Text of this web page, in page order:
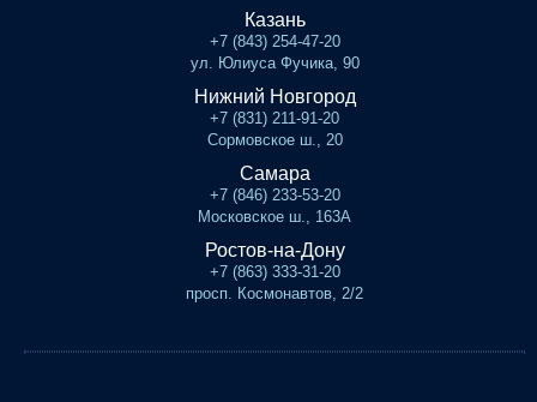
Казань
+7 (843) 254-47-20
ул. Юлиуса Фучика, 90
Нижний Новгород
+7 (831) 211-91-20
Сормовское ш., 20
Самара
+7 (846) 233-53-20
Московское ш., 163А
Ростов-на-Дону
+7 (863) 333-31-20
просп. Космонавтов, 2/2